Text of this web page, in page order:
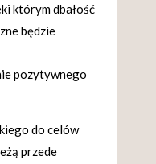
którym dbałość
będzie
pozytywnego
do celów
przede